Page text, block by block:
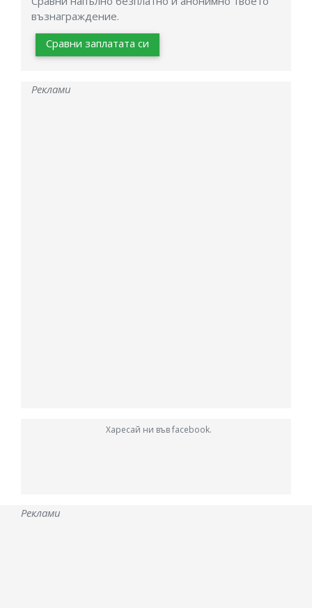
възнаграждение.
Сравни заплатата си
Реклами
Харесай ни във facebook.
Реклами